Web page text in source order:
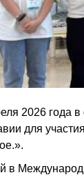
2026 года
для
в